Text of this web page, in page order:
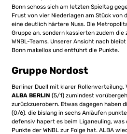
Bonn schoss sich am letzten Spieltag
Frust von vier Niederlagen am Stück von
eine deutlich härtere Nuss. Die
Gruppe an, sondern kassierten zudem
WNBL-Teams. Unserer Ansicht nach
Bonn makellos und entführt die Punkte.
Gruppe Nordost
Berliner Duell mit klarer Rollenverteilung.
ALBA BERLIN (5/1) zumindest
zurückzuerobern. Etwas dagegen haben
(0/6), die bislang in sechs Anläufen
defensiv hapert es beim Liganeuling,
Punkte der WNBL zur Folge hat. ALBA